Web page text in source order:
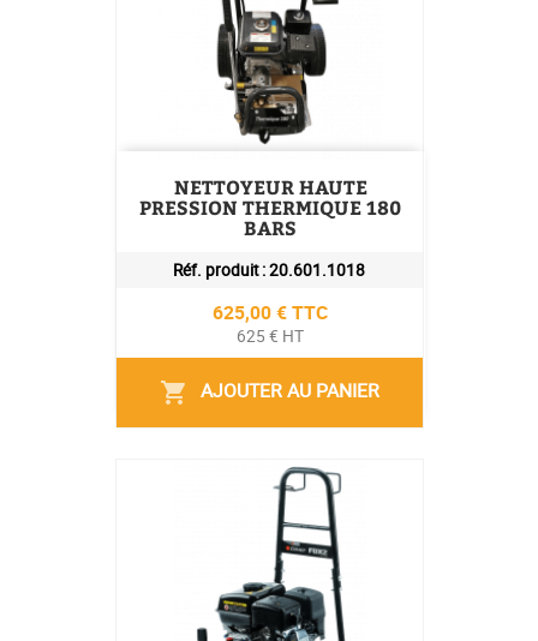
NETTOYEUR HAUTE
PRESSION THERMIQUE 180
BARS
Réf. produit :20.601.1018
Prix
625,00 € TTC
625 € HT
shopping_cart AJOUTER AU PANIER